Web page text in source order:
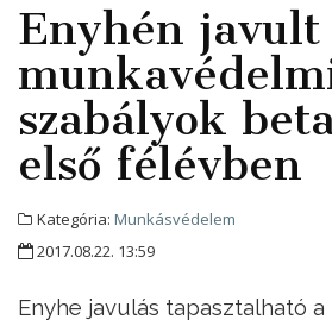
Enyhén javult
szabályok
első félévben
Kategória: Munkásvédelem
2017.08.22. 13:59
Enyhe javulás tapasztalható